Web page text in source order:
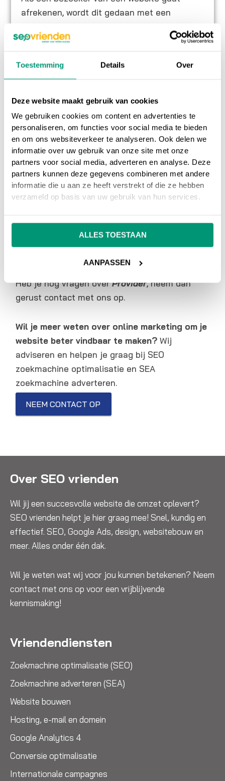
Toestemming Details Over
Deze website maakt gebruik van cookies
We gebruiken cookies om content en advertenties te
personaliseren, om functies voor social media te bieden
en om ons websiteverkeer te analyseren. Ook delen we
informatie over uw gebruik van onze site met onze
partners voor social media, adverteren en analyse. Deze
partners kunnen deze gegevens combineren met andere
informatie die u aan ze heeft verstrekt of die ze hebben
verzameld op basis van uw gebruik van hun services.
ALLES TOESTAAN
AANPASSEN
interessante artikelen over online marketing, of
ga terug naar onsonline marketing
Heb je nog vragen overProvider, neem dan
gerust contact met ons op.
Wil je meer weten over online marketing om je
website beter vindbaar te maken? Wij
adviseren en helpen je graag bij SEO
zoekmachine optimalisatie en SEA
zoekmachine adverteren.
NEEM CONTACT OP
afrekenen, wordt dit gedaan met een
overboeking zijn naar de bank, maar vaak
bijvoorbeeld PayPal, iDeal of Mastercard.
Bedrijven die het mogelijk maken om te
betalen met deze betaalmogelijkheden,
noemen we
payment providers
. Voor meer
informatie hierover verwijzen we je naar ons
blogartikel:Een payment provider, wat is
het?
Over SEO vrienden
Wil jij een succesvolle website die omzet oplevert?
SEO vrienden helpt je hier graag mee! Snel, kundig en
effectief. SEO, Google Ads, design, websitebouw en
meer. Alles onder één dak.
Wil je weten wat wij voor jou kunnen betekenen? Neem
contact met ons op voor een vrijblijvende
kennismaking!
Vriendendiensten
Zoekmachine optimalisatie (SEO)
Zoekmachine adverteren (SEA)
Website bouwen
Hosting, e-mail en domein
Google Analytics 4
Conversie optimalisatie
Internationale campagnes